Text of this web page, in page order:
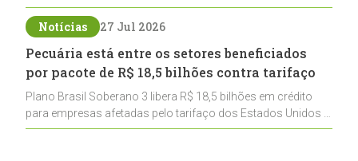
cabanhas na seleção genética de Cavalos Crioulos voltados
ao laço
Notícias 27 Jul 2026
Pecuária está entre os setores beneficiados
por pacote de R$ 18,5 bilhões contra tarifaço
Plano Brasil Soberano 3 libera R$ 18,5 bilhões em crédito
para empresas afetadas pelo tarifaço dos Estados Unidos e
inclui a pecuária entre os setores estratégicos